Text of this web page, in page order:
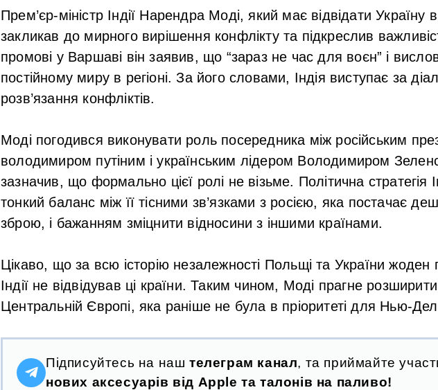
Прем’єр-міністр Індії Нарендра Моді, який має відвідати Україну
закликав до мирного вирішення конфлікту та підкреслив
промові у Варшаві він заявив, що “зараз не час для воєн” і
постійному миру в регіоні. За його словами, Індія виступає за
розв’язання конфліктів.
Моді погодився виконувати роль посередника між російським
володимиром путіним і українським лідером Володимиром
зазначив, що формально цієї ролі не візьме. Політична стратегія
тонкий баланс між її тісними зв’язками з росією, яка постачає
зброю, і бажанням зміцнити відносини з іншими країнами.
Цікаво, що за всю історію незалежності Польщі та України жоден
Індії не відвідував ці країни. Таким чином, Моді прагне
Центральній Європі, яка раніше не була в пріоритеті для Нью-
Підписуйтесь на наш телеграм канал, та приймайте
нових аксесуарів від Apple та талонів на паливо!